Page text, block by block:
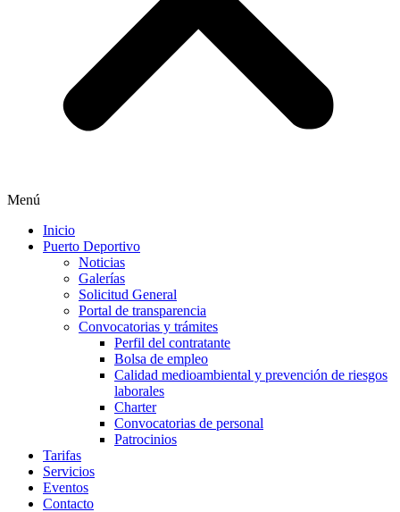
Menú
Inicio
Puerto Deportivo
Noticias
Galerías
Solicitud General
Portal de transparencia
Convocatorias y trámites
Perfil del contratante
Bolsa de empleo
Calidad medioambiental y prevención de riesgos
laborales
Charter
Convocatorias de personal
Patrocinios
Tarifas
Servicios
Eventos
Contacto